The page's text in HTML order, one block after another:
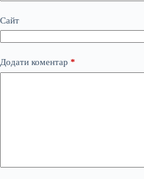
Сайт
Додати коментар *